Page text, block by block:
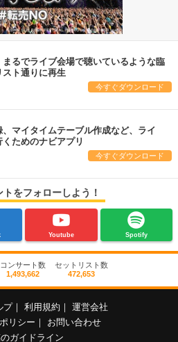
まるでライブ会場で聴いているような臨
ト通りに再生
今すぐダウンロード
、マイタイムテーブル作成など、ライ
ためのナビアプリ
今すぐダウンロード
をフォローしよう！
Youtube Spotify
コンサート数
1,493,662
セットリスト数
472,653
プ 利用規約
運営会社
リシー
お問い合わせ
ガイドライン